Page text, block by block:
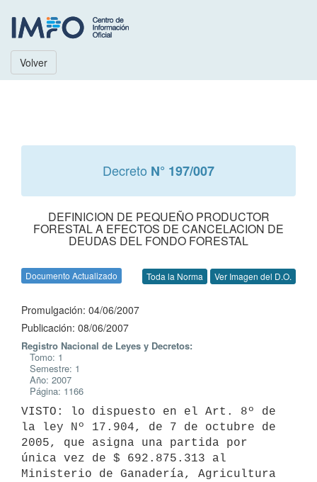
Volver
Decreto N° 197/007
DEFINICION DE PEQUEÑO PRODUCTOR
FORESTAL A EFECTOS DE CANCELACION DE
DEUDAS DEL FONDO FORESTAL
Documento Actualizado Toda la Norma Ver Imagen del D.O.
Promulgación: 04/06/2007
Publicación: 08/06/2007
Registro Nacional de Leyes y Decretos:
Tomo: 1
Semestre: 1
Año: 2007
Página: 1166
VISTO: lo dispuesto en el Art. 8º de
la ley Nº 17.904, de 7 de octubre de
2005, que asigna una partida por
única vez de $ 692.875.313 al
Ministerio de Ganadería, Agricultura